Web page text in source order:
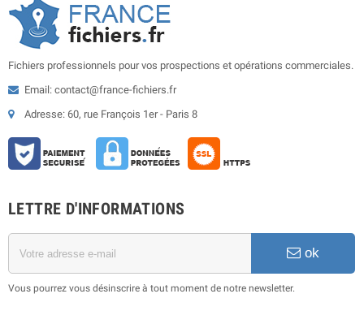
Fichiers professionnels pour vos prospections et opérations commerciales.
Email: contact@france-fichiers.fr
Adresse: 60, rue François 1er - Paris 8
LETTRE D'INFORMATIONS
ok
Vous pourrez vous désinscrire à tout moment de notre newsletter.